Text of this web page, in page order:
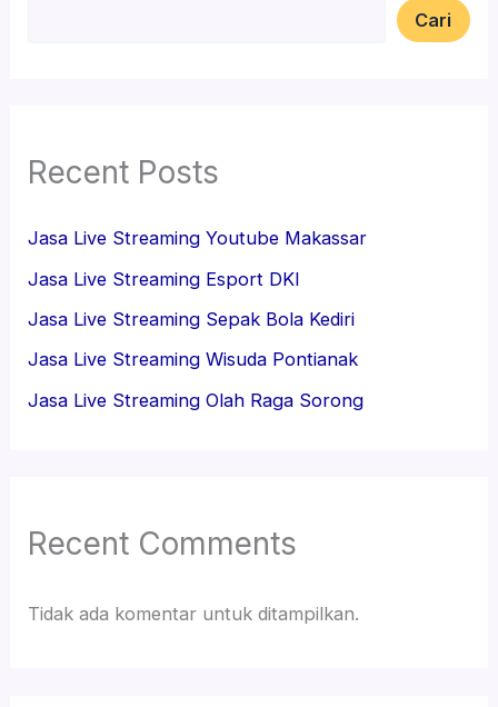
Cari
Recent Posts
Jasa Live Streaming Youtube Makassar
Jasa Live Streaming Esport DKI
Jasa Live Streaming Sepak Bola Kediri
Jasa Live Streaming Wisuda Pontianak
Jasa Live Streaming Olah Raga Sorong
Recent Comments
Tidak ada komentar untuk ditampilkan.